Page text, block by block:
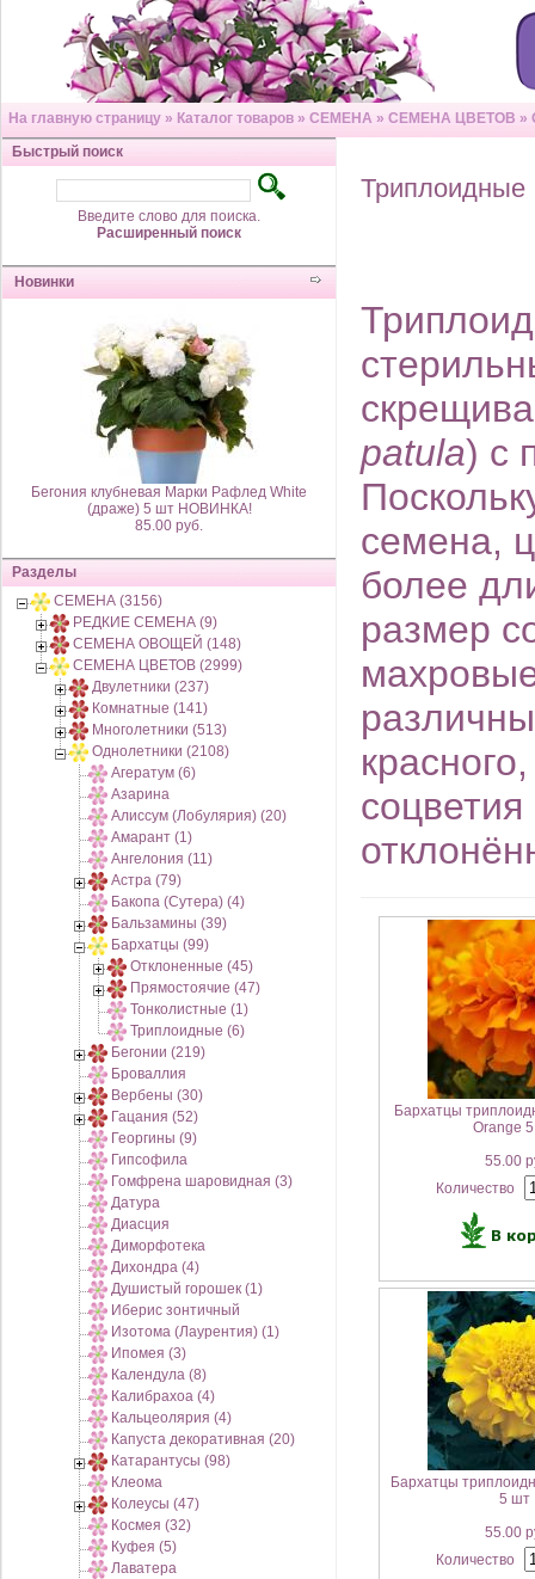
На главную страницу » Каталог товаров » СЕМЕНА » СЕМЕНА ЦВЕТОВ »
Быстрый поиск
Введите слово для поиска.
Расширенный поиск
Новинки
Бегония клубневая Марки Рафлед White
(драже) 5 шт НОВИНКА!
85.00 руб.
Разделы
СЕМЕНА (3156)
РЕДКИЕ СЕМЕНА (9)
СЕМЕНА ОВОЩЕЙ (148)
СЕМЕНА ЦВЕТОВ (2999)
Двулетники (237)
Комнатные (141)
Многолетники (513)
Однолетники (2108)
Агератум (6)
Азарина
Алиссум (Лобулярия) (20)
Амарант (1)
Ангелония (11)
Астра (79)
Бакопа (Сутера) (4)
Бальзамины (39)
Бархатцы (99)
Отклоненные (45)
Прямостоячие (47)
Тонколистные (1)
Триплоидные (6)
Бегонии (219)
Броваллия
Вербены (30)
Гацания (52)
Георгины (9)
Гипсофила
Гомфрена шаровидная (3)
Датура
Диасция
Диморфотека
Дихондра (4)
Душистый горошек (1)
Иберис зонтичный
Изотома (Лаурентия) (1)
Ипомея (3)
Календула (8)
Калибрахоа (4)
Кальцеолярия (4)
Капуста декоративная (20)
Катарантусы (98)
Клеома
Колеусы (47)
Космея (32)
Куфея (5)
Лаватера
Триплоидные
patula) с
семена,
более
размер
Бархатцы
Orange
55.00
Количество
Бархатцы
5 шт
55.00
Количество